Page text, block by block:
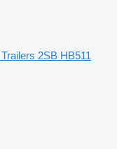
2SB HB511